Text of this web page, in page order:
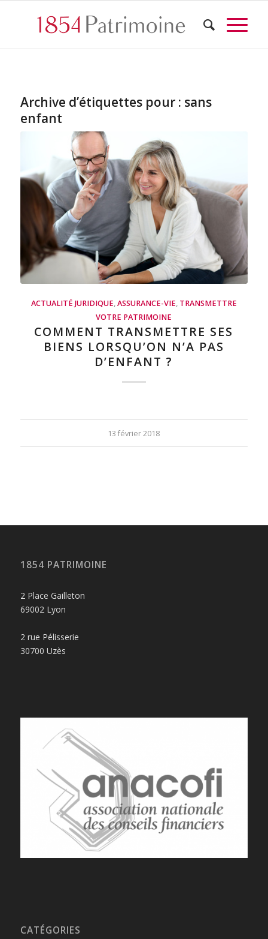
Archive d’étiquettes pour : sans
enfant
ACTUALITÉ JURIDIQUE,ASSURANCE-VIE, TRANSMETTRE
VOTRE PATRIMOINE
COMMENT TRANSMETTRE SES
BIENS LORSQU’ON N’A PAS
D’ENFANT ?
13 février 2018
1854 PATRIMOINE
2 Place Gailleton
69002 Lyon
2 rue Pélisserie
30700 Uzès
CATÉGORIES